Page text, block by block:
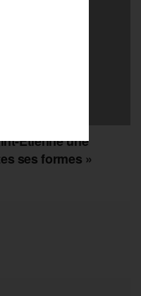
Etienne une
ses formes »